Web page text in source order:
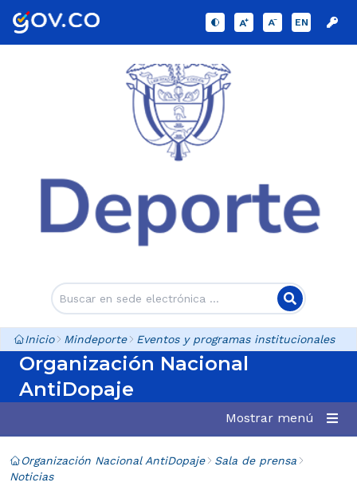
EN
Inicio Mindeporte Eventos y programas institucionales
Organización Nacional
AntiDopaje
Mostrar menú
Organización Nacional AntiDopaje
Sala de prensa
Noticias